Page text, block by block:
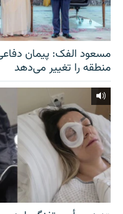
مسعود الفک: پیمان
منطقه را تغییر می‌دهد